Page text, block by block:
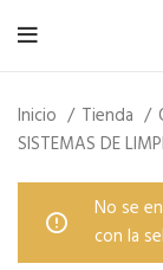
Inicio Tienda
SISTEMAS DE
No se
con la